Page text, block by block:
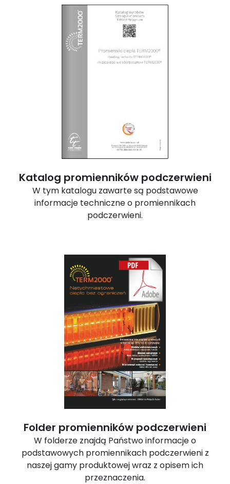
Katalog promienników podczerwieni
W tym katalogu zawarte są podstawowe
informacje techniczne o promiennikach
podczerwieni.
Folder promienników podczerwieni
W folderze znajdą Państwo informacje o
podstawowych promiennikach podczerwieni z
naszej gamy produktowej wraz z opisem ich
przeznaczenia.